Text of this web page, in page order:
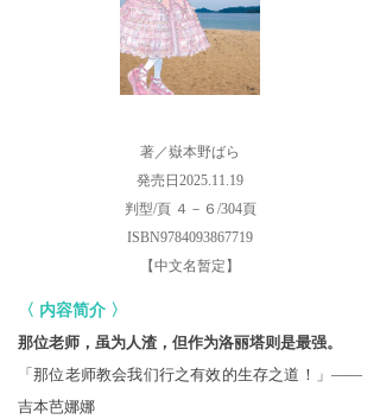
〈 内容简介 〉
那位老师，虽为人渣，但作为洛丽塔则是最强。
「那位老师教会我们行之有效的生存之道！」——
吉本芭娜娜
著／嶽本野ばら
発売日2025.11.19
判型/頁 ４－６/304頁
ISBN9784093867719
【中文名暂定】